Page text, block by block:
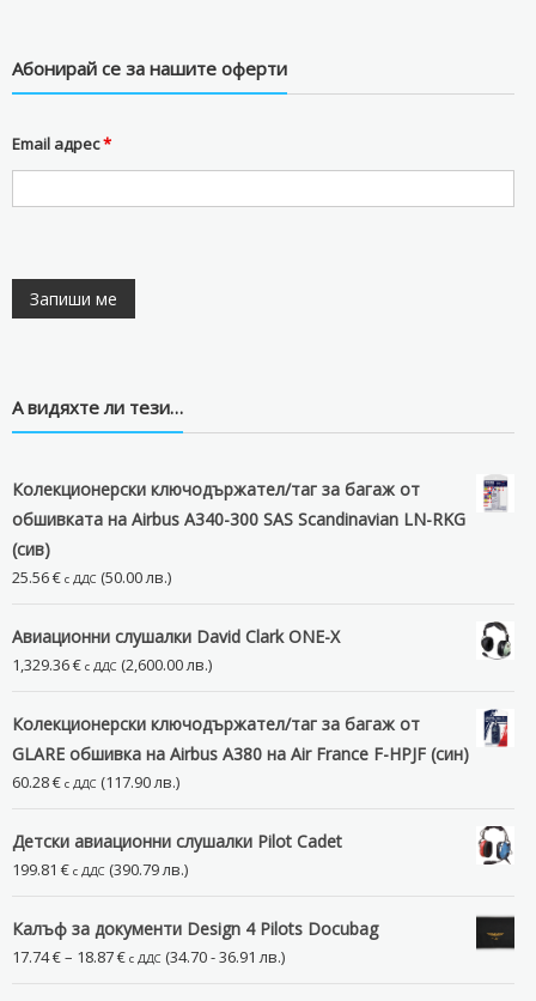
Facebook
TwitterYouTube
Абонирай се за нашите оферти
Email адрес*
А видяхте ли тези…
Колекционерски ключодържател/таг за багаж от
обшивката на Airbus A340-300 SAS Scandinavian LN-RKG
(сив)
25.56€ с ДДС (50.00 лв.)
Авиационни слушалки David Clark ONE-X
1,329.36€ с ДДС (2,600.00 лв.)
Колекционерски ключодържател/таг за багаж от
GLARE обшивка на Airbus A380 на Air France F-HPJF (син)
60.28€ с ДДС (117.90 лв.)
Детски авиационни слушалки Pilot Cadet
199.81 € с ДДС (390.79 лв.)
Калъф за документи Design 4 Pilots Docubag
17.74€– 18.87€Price
с ДДС (34.70 - 36.91 лв.)